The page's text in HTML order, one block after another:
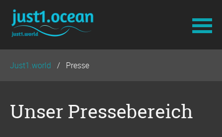
überspringen
Just1.world Presse
Unser Pressebereich